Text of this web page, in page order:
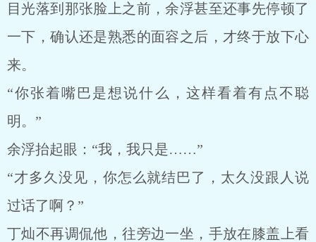
目光落到那张脸上之前，余浮甚至还事先停顿了
一下，确认还是熟悉的面容之后，才终于放下心
来。
“你张着嘴巴是想说什么，这样看着有点不聪
明。”
余浮抬起眼：“我，我只是……”
“才多久没见，你怎么就结巴了，太久没跟人说
过话了啊？”
丁灿不再调侃他，往旁边一坐，手放在膝盖上看